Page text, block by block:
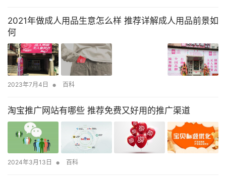
2021年做成人用品生意怎么样 推荐详解成人用品前景如
何
2023年7月4日 • 百科
淘宝推广网站有哪些 推荐免费又好用的推广渠道
2024年3月13日 • 百科